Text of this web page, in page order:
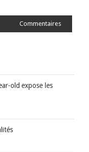
Commentaires
old expose les